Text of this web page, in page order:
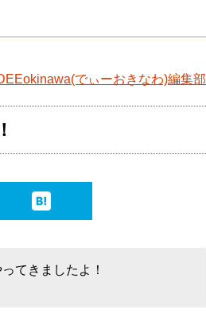
でぃーおきなわ)編集部
てきましたよ！